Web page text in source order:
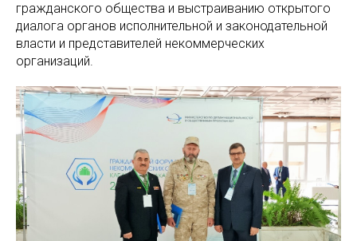
гражданского общества и выстраиванию открытого
диалога органов исполнительной и законодательной
власти и представителей некоммерческих
организаций.